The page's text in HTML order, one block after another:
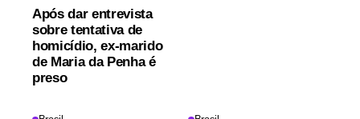
Após dar entrevista
sobre tentativa de
homicídio, ex-marido
de Maria da Penha é
preso